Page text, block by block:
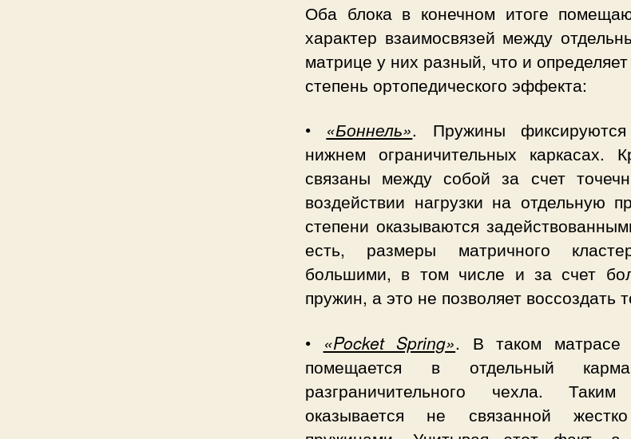
Оба блока в конечном итоге
характер взаимосвязей между
матрице у них разный, что и
степень ортопедического эффекта:
• «Боннель». Пружины
нижнем ограничительных каркасах.
связаны между собой за счет
воздействии нагрузки на отдельную
степени оказываются
есть, размеры матричного
большими, в том числе и за счет
пружин, а это не позволяет воссоздать
• «Pocket Spring». В таком матрасе
помещается в отдельный
разграничительного чехла.
оказывается не связанной